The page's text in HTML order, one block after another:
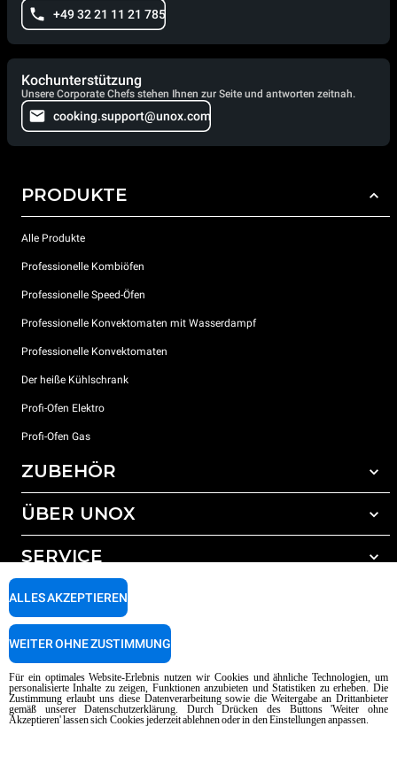
+49 32 21 11 21 785
Kochunterstützung
Unsere Corporate Chefs stehen Ihnen zur Seite und antworten zeitnah.
cooking.support@unox.com
PRODUKTE
Alle Produkte
Professionelle Kombiöfen
Professionelle Speed-Öfen
Professionelle Konvektomaten mit Wasserdampf
Professionelle Konvektomaten
Der heiße Kühlschrank
Profi-Ofen Elektro
Profi-Ofen Gas
ZUBEHÖR
Gesamtes Zubehör
Wasseraufbereitung mit Kunstharzfiltern
Wasseraufbereitung durch Umkehrosmose
ÜBER UNOX
Unsere Standorte weltweit
SERVICE
Unox garantie
Händler Suche
Copyright 2026 UNOX SpA Alle Rechte vorbehalten. Reg. Imp. Padova n °
04230750285 - REA Padova 372835 - Kap. Soc. 5.000.000 € iv - P.IVA / CF
04230750285 - IT WEEE Reg. No. IT08020000000377
AI Content Disclaimer Privacy policy Cookie policy
Für ein optimales Website-Erlebnis nutzen wir Cookies und ähnliche Technologien, um
personalisierte Inhalte zu zeigen, Funktionen anzubieten und Statistiken zu erheben. Die
Zustimmung erlaubt uns diese Datenverarbeitung sowie die Weitergabe an Drittanbieter
gemäß unserer Datenschutzerklärung. Durch Drücken des Buttons 'Weiter ohne
Akzeptieren' lassen sich Cookies jederzeit ablehnen oder in den Einstellungen anpassen.
ALLES AKZEPTIEREN
WEITER OHNE ZUSTIMMUNG